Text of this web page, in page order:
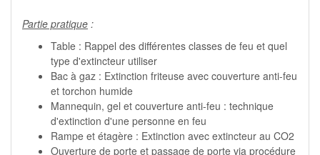
Partie pratique :
Table : Rappel des différentes classes de feu et quel
type d'extincteur utiliser
Bac à gaz : Extinction friteuse avec couverture anti-feu
et torchon humide
Mannequin, gel et couverture anti-feu : technique
d'extinction d'une personne en feu
Rampe et étagère : Extinction avec extincteur au CO2
Ouverture de porte et passage de porte via procédure